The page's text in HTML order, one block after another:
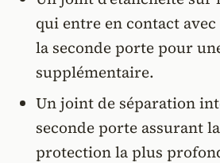
qui entre en contact
la seconde porte pour
supplémentaire.
Un joint de séparation
seconde porte assurant
protection la plus